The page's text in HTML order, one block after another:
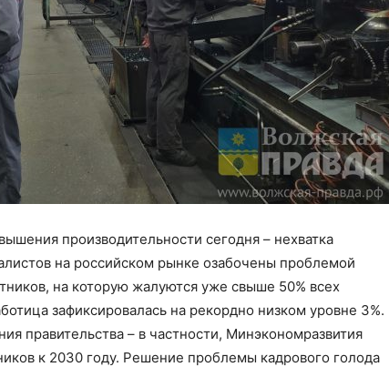
производительности сегодня – нехватка
на российском рынке озабочены проблемой
на которую жалуются уже свыше 50% всех
зафиксировалась на рекордно низком уровне 3%.
правительства – в частности, Минэкономразвития
к 2030 году. Решение проблемы кадрового голода